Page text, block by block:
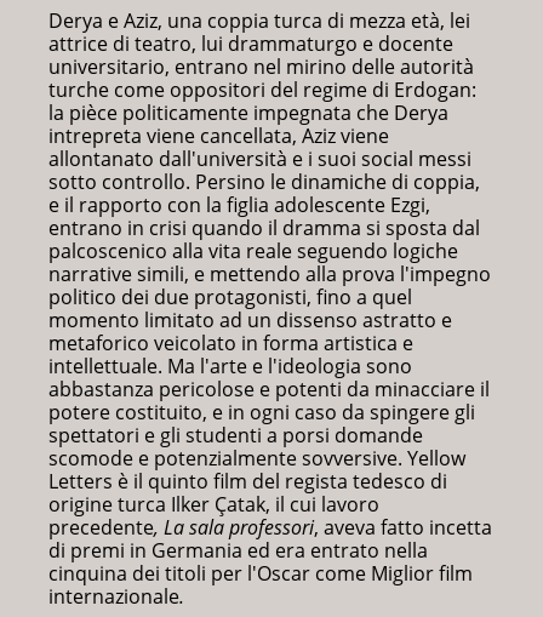
Derya e Aziz, una coppia turca di mezza età, lei
attrice di teatro, lui drammaturgo e docente
universitario, entrano nel mirino delle autorità
turche come oppositori del regime di Erdogan:
la pièce politicamente impegnata che Derya
intrepreta viene cancellata, Aziz viene
allontanato dall'università e i suoi social messi
sotto controllo. Persino le dinamiche di coppia,
e il rapporto con la figlia adolescente Ezgi,
entrano in crisi quando il dramma si sposta dal
palcoscenico alla vita reale seguendo logiche
narrative simili, e mettendo alla prova l'impegno
politico dei due protagonisti, fino a quel
momento limitato ad un dissenso astratto e
metaforico veicolato in forma artistica e
intellettuale. Ma l'arte e l'ideologia sono
abbastanza pericolose e potenti da minacciare il
potere costituito, e in ogni caso da spingere gli
spettatori e gli studenti a porsi domande
scomode e potenzialmente sovversive. Yellow
Letters è il quinto film del regista tedesco di
origine turca Ilker Çatak, il cui lavoro
precedente, La sala professori, aveva fatto incetta
di premi in Germania ed era entrato nella
cinquina dei titoli per l'Oscar come Miglior film
internazionale.